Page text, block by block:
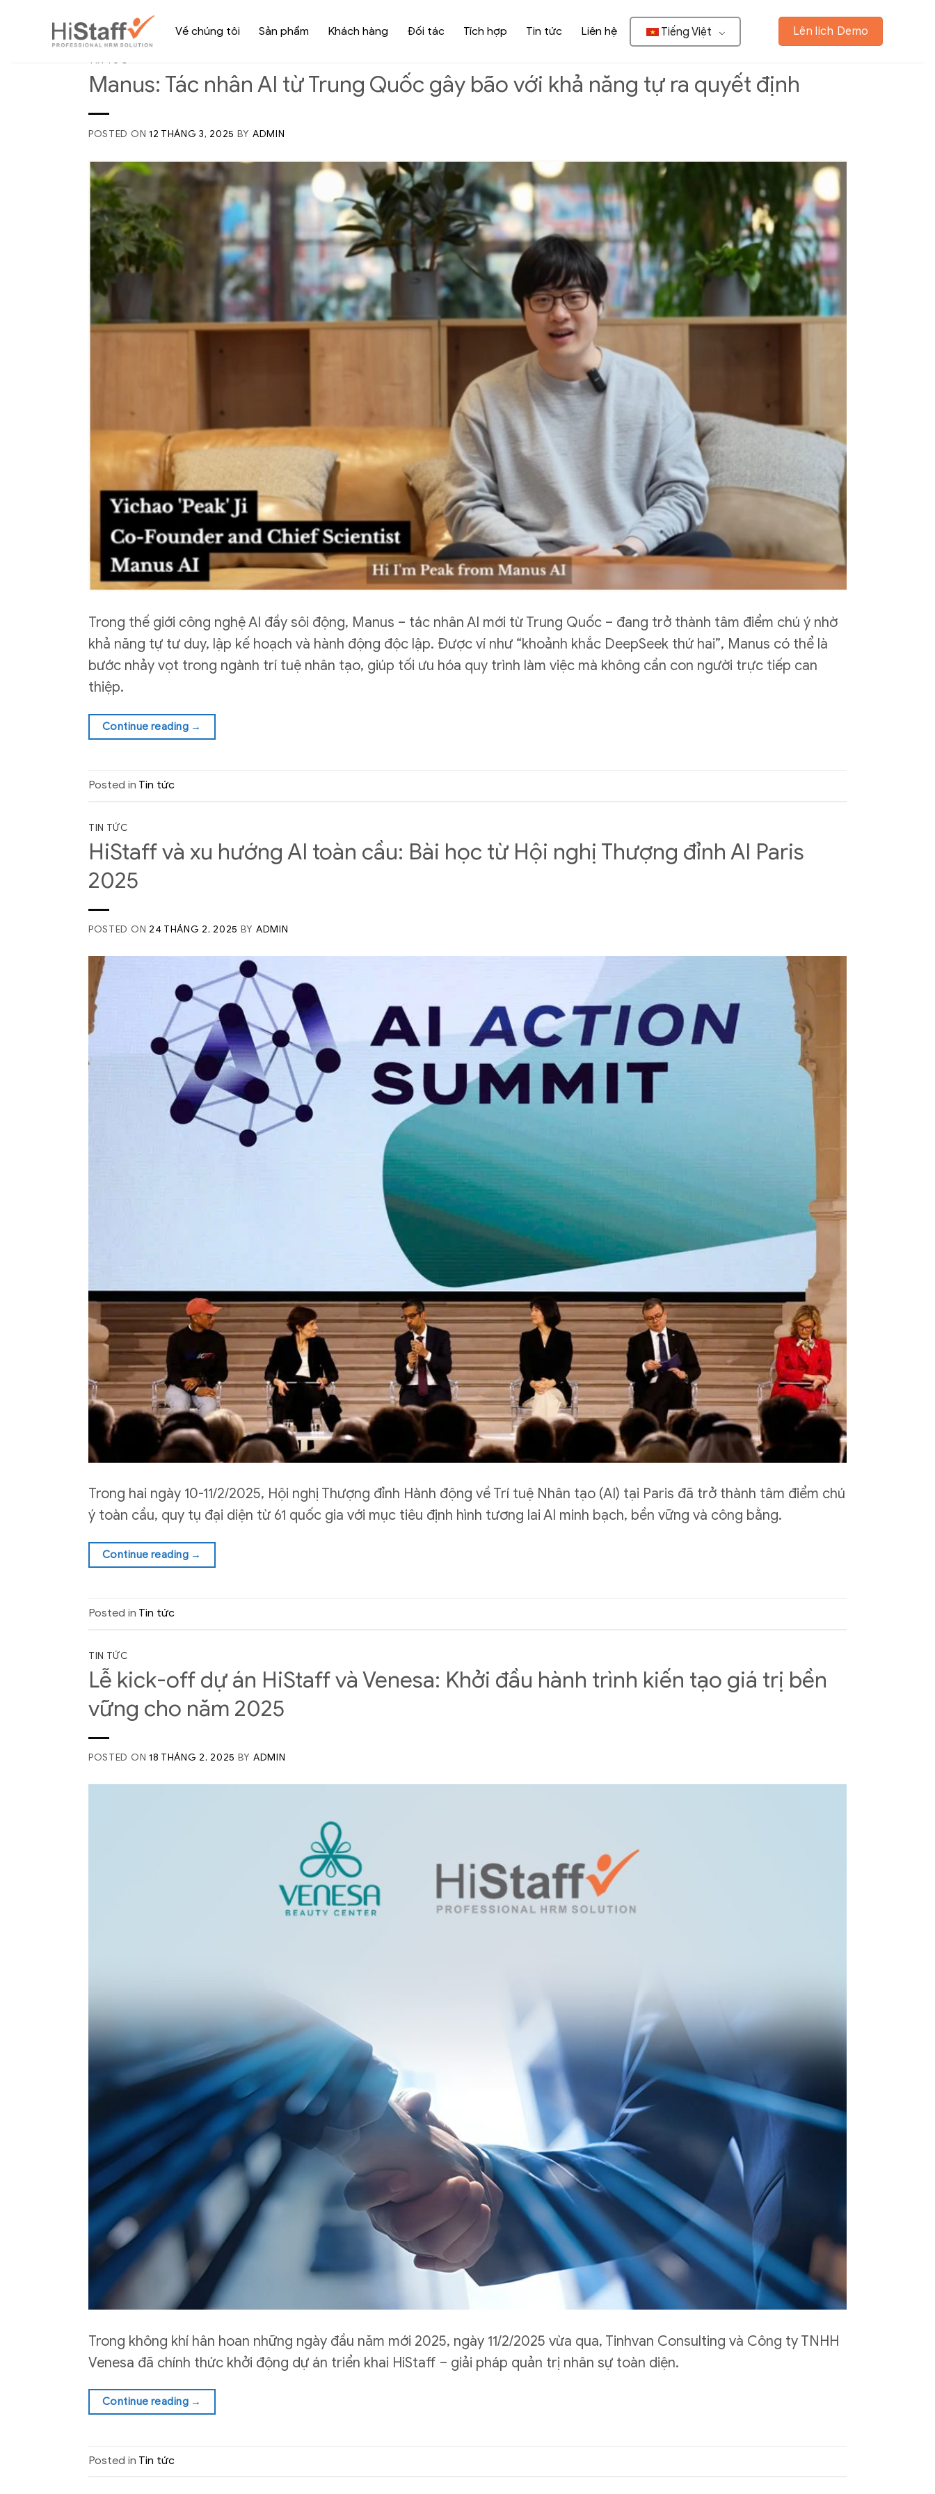
Về chúng tôi Sản phẩm Khách hàng Đối tác Tích hợp Tin tức Liên hệ Tiếng Việt Lên lịch Demo
TIN TỨC
Manus: Tác nhân AI từ Trung Quốc gây bão với khả năng tự ra quyết định
POSTED ON 12 THÁNG 3, 2025 BY ADMIN
Trong thế giới công nghệ AI đầy sôi động, Manus – tác nhân AI mới từ Trung Quốc – đang trở thành tâm điểm chú ý nhờ
khả năng tự tư duy, lập kế hoạch và hành động độc lập. Được ví như “khoảnh khắc DeepSeek thứ hai”, Manus có thể là
bước nhảy vọt trong ngành trí tuệ nhân tạo, giúp tối ưu hóa quy trình làm việc mà không cần con người trực tiếp can
thiệp.
Continue reading →
Posted in Tin tức
TIN TỨC
HiStaff và xu hướng AI toàn cầu: Bài học từ Hội nghị Thượng đỉnh AI Paris
2025
POSTED ON 24 THÁNG 2, 2025 BY ADMIN
Trong hai ngày 10-11/2/2025, Hội nghị Thượng đỉnh Hành động về Trí tuệ Nhân tạo (AI) tại Paris đã trở thành tâm điểm chú
ý toàn cầu, quy tụ đại diện từ 61 quốc gia với mục tiêu định hình tương lai AI minh bạch, bền vững và công bằng.
Continue reading →
Posted in Tin tức
TIN TỨC
Lễ kick-off dự án HiStaff và Venesa: Khởi đầu hành trình kiến tạo giá trị bền
vững cho năm 2025
POSTED ON 18 THÁNG 2, 2025 BY ADMIN
Trong không khí hân hoan những ngày đầu năm mới 2025, ngày 11/2/2025 vừa qua, Tinhvan Consulting và Công ty TNHH
Venesa đã chính thức khởi động dự án triển khai HiStaff – giải pháp quản trị nhân sự toàn diện.
Continue reading →
Posted in Tin tức